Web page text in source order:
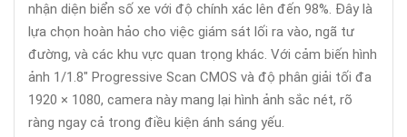
nhận diện biển số xe với độ chính xác lên đến 98%. Đây là
lựa chọn hoàn hảo cho việc giám sát lối ra vào, ngã tư
đường, và các khu vực quan trọng khác. Với cảm biến hình
ảnh 1/1.8" Progressive Scan CMOS và độ phân giải tối đa
1920 × 1080, camera này mang lại hình ảnh sắc nét, rõ
ràng ngay cả trong điều kiện ánh sáng yếu.